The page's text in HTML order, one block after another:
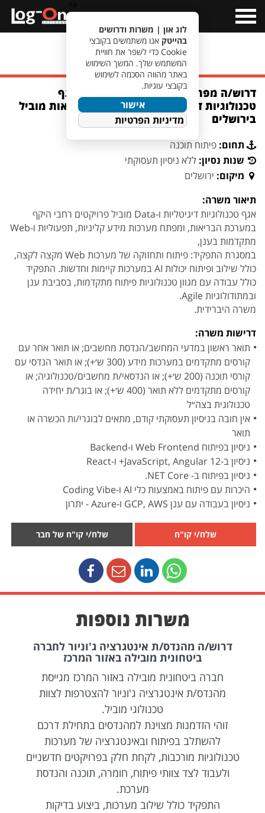
Menu
מעבר לחיפוש משרות
דרוש/ה מפתח/ת Full-Stack ג׳וניור לאגף
טכנולוגיות דיגיטליות ו-Data בארגון בריאות מוביל
בירושלים
תחום: פיתוח תוכנה
שנות נסיון: ללא ניסיון תעסוקתי
מיקום: ירושלים
תיאור משרה:
אגף טכנולוגיות דיגיטליות ו-Data מוביל פרויקטים רחבי היקף
במערכת הבריאות, ומפתח מערכות מידע קליניות, תפעוליות ו-Web
מתקדמות בענן,
במסגרת התפקיד: פיתוח ותחזוקה של מערכות Web מקצה לקצה,
כולל שילוב ופיתוח יכולות AI במערכות קיימות וחדשות. התפקיד
כולל עבודה עם מגוון טכנולוגיות פיתוח מתקדמות, בסביבת ענן
ובמתודולוגיות Agile.
משרה היברידית.
דרישות משרה:
תואר ראשון במדעי המחשב/הנדסת מחשבים; או תואר אחר עם
קורסים מתקדמים במערכות מידע (300 ש׳+); או תואר הנדסי עם
קורסי תוכנה (200 ש׳+); או הנדסאי/ת מחשבים/טכנולוגיה; או
קורסים מתקדמים ללא תואר (400 ש׳+); או בוגר/ת יחידה
טכנולוגית בצה״ל
אין חובה בניסיון תעסוקתי קודם, מתאים לבוגרי/ות הכשרה או
תואר
ניסיון בפיתוח Web Frontend ו-Backend
ניסיון ב-JavaScript, Angular 12+ ו-React
ניסיון בפיתוח ב- NET Core.
היכרות עם פיתוח באמצעות כלי AI ו-Coding Vibe
ניסיון בעבודה עם ענן GCP, AWS ו-Azure - יתרון
שלח/י קו"ח שלח/י קו"ח של חבר
משרות נוספות
דרוש/ה מהנדס/ת אינטגרציה ג'וניור לחברה
ביטחונית מובילה באזור המרכז
חברה ביטחונית מובילה באזור המרכז מגייסת
מהנדס/ת אינטגרציה ג'וניור להצטרפות לצוות
טכנולוגי מוביל.
זוהי הזדמנות מצוינת למהנדסים בתחילת דרכם
להשתלב בפיתוח ובאינטגרציה של מערכות
טכנולוגיות מורכבות, לקחת חלק בפרויקטים חדשניים
ולעבוד לצד צוותי פיתוח, חומרה, תוכנה והנדסת
מערכת.
התפקיד כולל שילוב מערכות, ביצוע בדיקות
לוג און | משרות ודרושים
בהייטק אנו משתמשים בקובצי
Cookie כדי לשפר את חוויית
המשתמש שלך. המשך השימוש
באתר מהווה הסכמה לשימוש
בקובצי עוגיות.
אישור
מדיניות הפרטיות